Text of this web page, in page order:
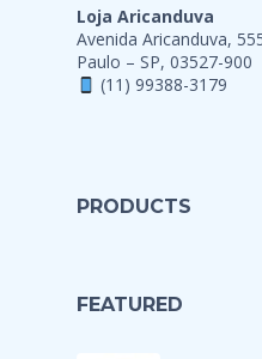
Loja Aricanduva
Avenida Aricanduva,
Paulo – SP, 03527-900
(11) 99388-3179
PRODUCTS
FEATURED